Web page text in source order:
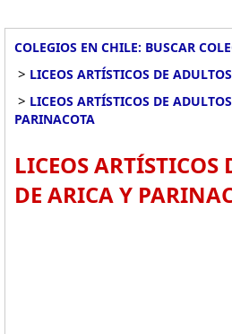
COLEGIOS EN CHILE: BUSCAR
> LICEOS ARTÍSTICOS DE
> LICEOS ARTÍSTICOS DE
PARINACOTA
LICEOS ARTÍSTICOS
DE ARICA Y